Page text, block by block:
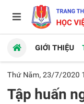
GIỚI THIỆU
Thứ Năm, 23/7/2020
Tập huấn